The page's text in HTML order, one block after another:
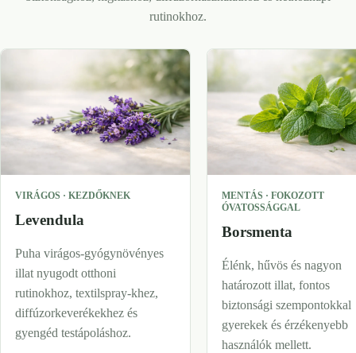
rutinokhoz.
VIRÁGOS · KEZDŐKNEK
Levendula
Puha virágos-gyógynövényes
illat nyugodt otthoni
rutinokhoz, textilspray-khez,
diffúzorkeverékekhez és
gyengéd testápoláshoz.
MENTÁS · FOKOZOTT
ÓVATOSSÁGGAL
Borsmenta
Élénk, hűvös és nagyon
határozott illat, fontos
biztonsági szempontokkal
gyerekek és érzékenyebb
használók mellett.